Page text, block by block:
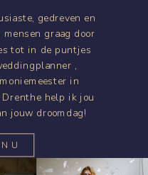
gedreven en
graag door
tot in de puntjes
,
in
help ik jou
jouw droomdag!